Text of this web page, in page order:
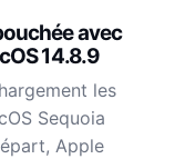
avec
14.8.9
les
Sequoia
Apple